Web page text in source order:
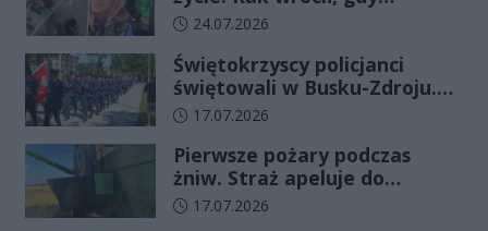
wydawało się, że najgorsze
Data dodania artykułu:
24.07.2026
Świętokrzyscy policjanci
świętowali w Busku-Zdroju.
Czterdziestu nowych
ślubowanie
Data dodania artykułu:
17.07.2026
Pierwsze pożary podczas
żniw. Straż apeluje do
rolników o ostrożność
Data dodania artykułu:
17.07.2026